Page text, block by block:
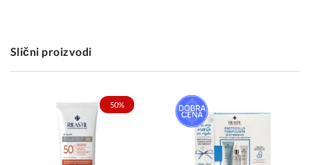
Slični proizvodi
50%